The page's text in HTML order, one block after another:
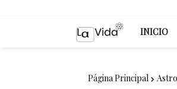
INICIO
Página Principal